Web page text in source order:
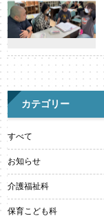
カテゴリー
すべて
お知らせ
介護福祉科
保育こども科